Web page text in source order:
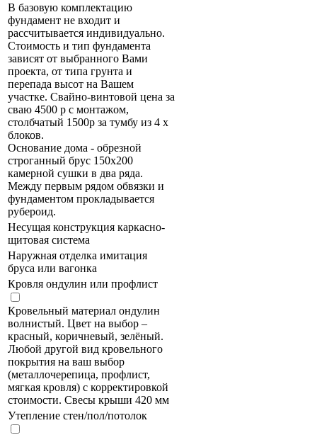
В базовую комплектацию
фундамент не входит и
рассчитывается индивидуально.
Стоимость и тип фундамента
зависят от выбранного Вами
проекта, от типа грунта и
перепада высот на Вашем
участке. Свайно-винтовой цена за
сваю 4500 р с монтажом,
столбчатый 1500р за тумбу из 4 х
блоков.
Основание дома - обрезной
строганный брус 150х200
камерной сушки в два ряда.
Между первым рядом обвязки и
фундаментом прокладывается
рубероид.
Несущая конструкция каркасно-
щитовая система
Наружная отделка имитация
бруса или вагонка
Кровля ондулин или профлист
Кровельный материал ондулин
волнистый. Цвет на выбор –
красный, коричневый, зелёный.
Любой другой вид кровельного
покрытия на ваш выбор
(металлочерепица, профлист,
мягкая кровля) с корректировкой
стоимости. Свесы крыши 420 мм
Утепление стен/пол/потолок